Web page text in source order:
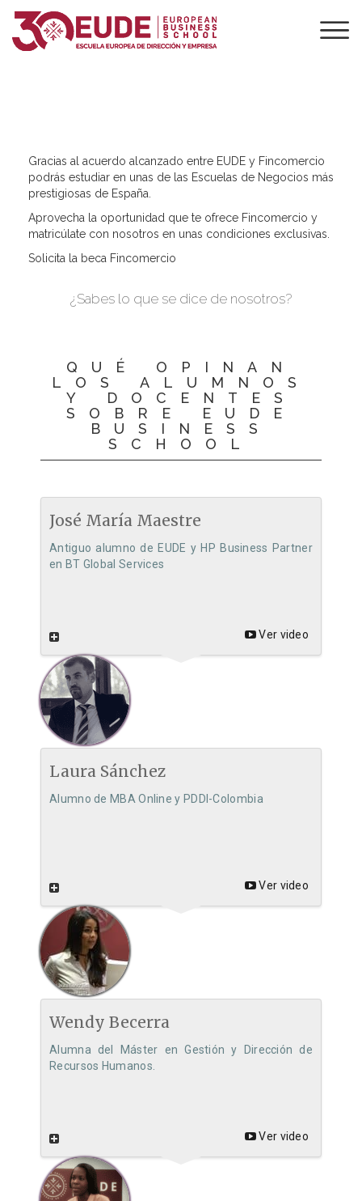
FINCOMERCIO
Gracias al acuerdo alcanzado entre EUDE y Fincomercio
podrás estudiar en unas de las Escuelas de Negocios más
prestigiosas de España.
Aprovecha la oportunidad que te ofrece Fincomercio y
matricúlate con nosotros en unas condiciones exclusivas.
Solicita la beca Fincomercio
¿Sabes lo que se dice de nosotros?
QUÉ OPINAN
LOS ALUMNOS
Y DOCENTES
SOBRE EUDE
BUSINESS
SCHOOL
José María Maestre
Antiguo alumno de EUDE y HP Business Partner
en BT Global Services
Ver video
Laura Sánchez
Alumno de MBA Online y PDDI-Colombia
Ver video
Wendy Becerra
Alumna del Máster en Gestión y Dirección de
Recursos Humanos.
Ver video